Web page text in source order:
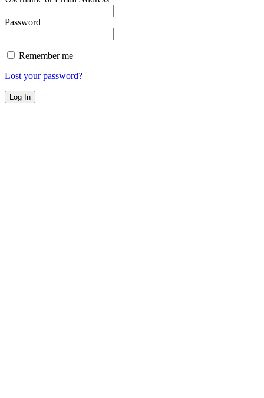
Password
Remember me
Lost your password?